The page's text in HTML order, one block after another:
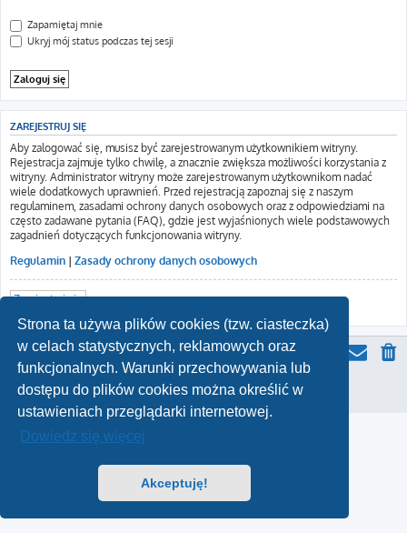
Strona ta używa plików cookies (tzw. ciasteczka)
w celach statystycznych, reklamowych oraz
funkcjonalnych. Warunki przechowywania lub
dostępu do plików cookies można określić w
ustawieniach przeglądarki internetowej.
Dowiedz się więcej
Akceptuję!
Zapamiętaj mnie
Ukryj mój status podczas tej sesji
ZAREJESTRUJ SIĘ
Aby zalogować się, musisz być zarejestrowanym użytkownikiem witryny.
Rejestracja zajmuje tylko chwilę, a znacznie zwiększa możliwości korzystania z
witryny. Administrator witryny może zarejestrowanym użytkownikom nadać
wiele dodatkowych uprawnień. Przed rejestracją zapoznaj się z naszym
regulaminem, zasadami ochrony danych osobowych oraz z odpowiedziami na
często zadawane pytania (FAQ), gdzie jest wyjaśnionych wiele podstawowych
zagadnień dotyczących funkcjonowania witryny.
Regulamin | Zasady ochrony danych osobowych
Zarejestruj się
Wszelkie prawa zastrzeżone | © 2026Zaufaj Położnej
Zasady ochrony danych osobowych| Regulamin